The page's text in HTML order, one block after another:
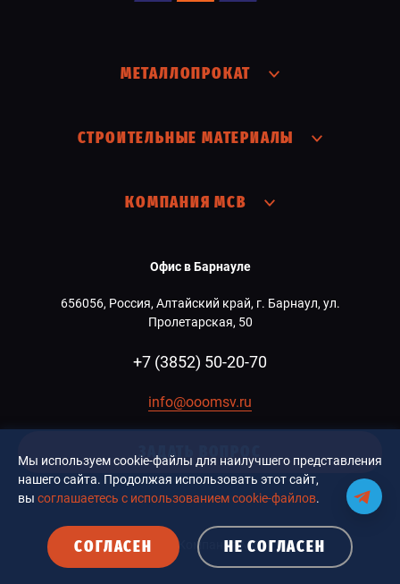
МЕТАЛЛОПРОКАТ
СТРОИТЕЛЬНЫЕ МАТЕРИАЛЫ
КОМПАНИЯ МСВ
Офис в Барнауле
656056, Россия, Алтайский край, г. Барнаул, ул.
Пролетарская, 50
+7 (3852) 50-20-70
info@ooomsv.ru
ЗАДАТЬ ВОПРОС
© 2026 Компания MCB
Мы используем cookie-файлы для наилучшего представления
нашего сайта. Продолжая использовать этот сайт,
вы соглашаетесь с использованием cookie-файлов.
СОГЛАСЕН НЕ СОГЛАСЕН